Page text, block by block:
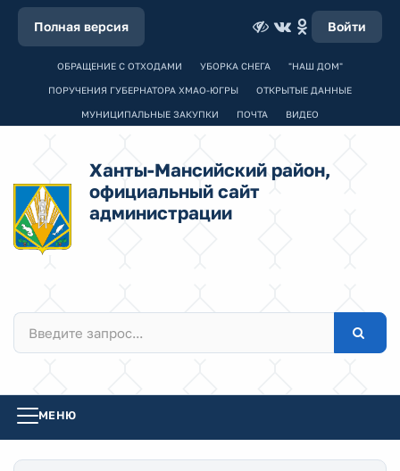
Полная версия Войти
ОБРАЩЕНИЕ С ОТХОДАМИ УБОРКА СНЕГА "НАШ ДОМ"
ПОРУЧЕНИЯ ГУБЕРНАТОРА ХМАО-ЮГРЫ ОТКРЫТЫЕ ДАННЫЕ
МУНИЦИПАЛЬНЫЕ ЗАКУПКИ ПОЧТА ВИДЕО
Ханты-Мансийский район,
официальный сайт
администрации
МЕНЮ